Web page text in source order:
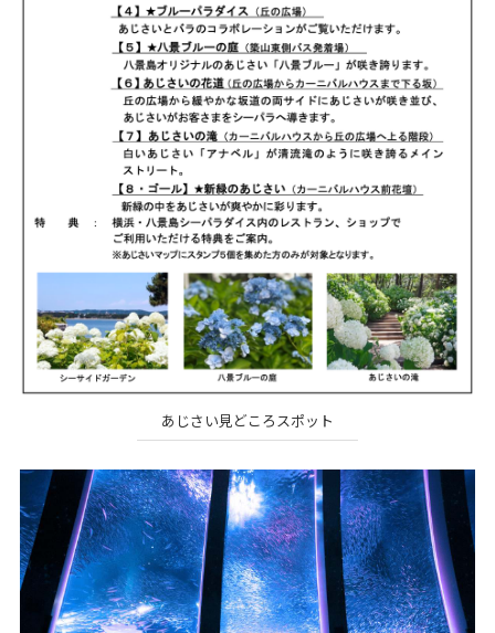
あじさい見どころスポット